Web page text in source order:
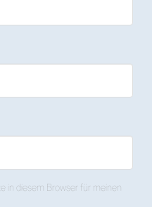
in diesem Browser für meinen